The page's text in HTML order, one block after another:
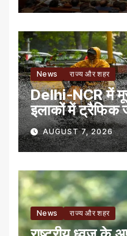
News राज्य और शहर
Delhi-NCR में
इलाकों में ट्रैफिक
AUGUST 7, 2026
News राज्य और शहर